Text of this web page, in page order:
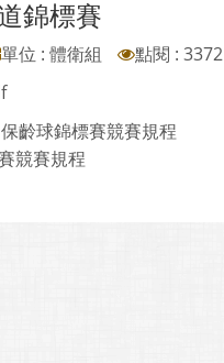
錦標賽
單位 : 體衛組
點閱 : 3372
齡球錦標賽競賽規程
競賽規程